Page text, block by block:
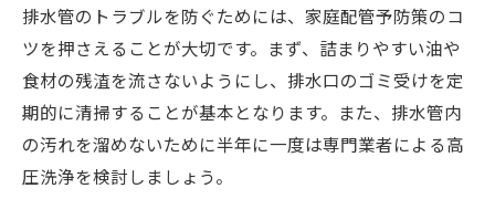
排水管のトラブルを防ぐためには、家庭配管予防策のコ
ツを押さえることが大切です。まず、詰まりやすい油や
食材の残渣を流さないようにし、排水口のゴミ受けを定
期的に清掃することが基本となります。また、排水管内
の汚れを溜めないために半年に一度は専門業者による高
圧洗浄を検討しましょう。